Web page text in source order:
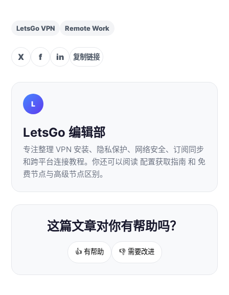
LetsGo VPN Remote Work
X f in 复制链接
L
LetsGo 编辑部
专注整理 VPN 安装、隐私保护、网络安全、订阅同步
和跨平台连接教程。你还可以阅读 配置获取指南 和 免
费节点与高级节点区别。
这篇文章对你有帮助吗？
👍 有帮助 👎 需要改进